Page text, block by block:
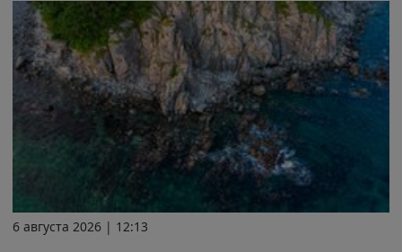
6 августа 2026 | 12:13